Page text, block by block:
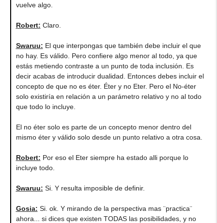
vuelve algo.
Robert: Claro.
Swaruu: El que interpongas que también debe incluir el que
no hay. Es válido. Pero confiere algo menor al todo, ya que
estás metiendo contraste a un punto de toda inclusión. Es
decir acabas de introducir dualidad. Entonces debes incluir el
concepto de que no es éter. Éter y no Eter. Pero el No-éter
solo existiría en relación a un parámetro relativo y no al todo
que todo lo incluye.
El no éter solo es parte de un concepto menor dentro del
mismo éter y válido solo desde un punto relativo a otra cosa.
Robert: Por eso el Eter siempre ha estado alli porque lo
incluye todo.
Swaruu: Si. Y resulta imposible de definir.
Gosia: Si. ok. Y mirando de la perspectiva mas ¨practica¨
ahora... si dices que existen TODAS las posibilidades, y no